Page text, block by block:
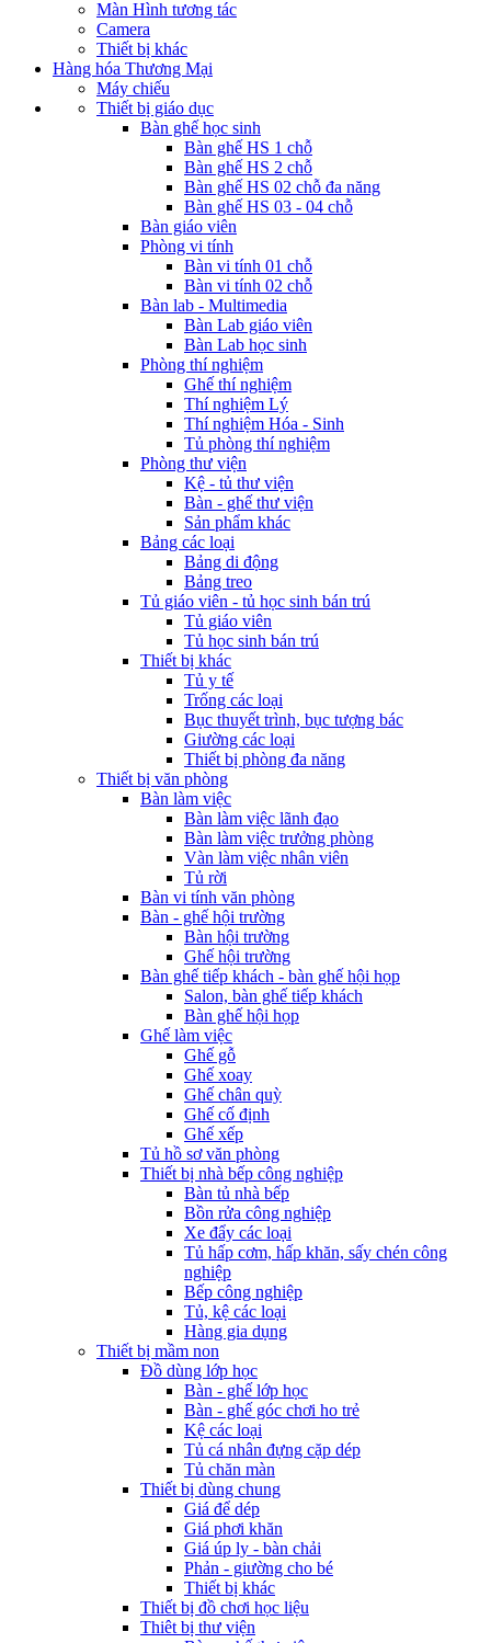
Màn Hình tương tác
Camera
Thiết bị khác
Hàng hóa Thương Mại
Máy chiếu
Thiết bị giáo dục
Bàn ghế học sinh
Bàn ghế HS 1 chỗ
Bàn ghế HS 2 chỗ
Bàn ghế HS 02 chỗ đa năng
Bàn ghế HS 03 - 04 chỗ
Bàn giáo viên
Phòng vi tính
Bàn vi tính 01 chỗ
Bàn vi tính 02 chỗ
Bàn lab - Multimedia
Bàn Lab giáo viên
Bàn Lab học sinh
Phòng thí nghiệm
Ghế thí nghiệm
Thí nghiệm Lý
Thí nghiệm Hóa - Sinh
Tủ phòng thí nghiệm
Phòng thư viện
Kệ - tủ thư viện
Bàn - ghế thư viện
Sản phẩm khác
Bảng các loại
Bảng di động
Bảng treo
Tủ giáo viên - tủ học sinh bán trú
Tủ giáo viên
Tủ học sinh bán trú
Thiết bị khác
Tủ y tế
Trống các loại
Bục thuyết trình, bục tượng bác
Giường các loại
Thiết bị phòng đa năng
Thiết bị văn phòng
Bàn làm việc
Bàn làm việc lãnh đạo
Bàn làm việc trưởng phòng
Vàn làm việc nhân viên
Tủ rời
Bàn vi tính văn phòng
Bàn - ghế hội trường
Bàn hội trường
Ghế hội trường
Bàn ghế tiếp khách - bàn ghế hội họp
Salon, bàn ghế tiếp khách
Bàn ghế hội họp
Ghế làm việc
Ghế gỗ
Ghế xoay
Ghế chân quỳ
Ghế cố định
Ghế xếp
Tủ hồ sơ văn phòng
Thiết bị nhà bếp công nghiệp
Bàn tủ nhà bếp
Bồn rửa công nghiệp
Xe đẩy các loại
Tủ hấp cơm, hấp khăn, sấy chén công
nghiệp
Bếp công nghiệp
Tủ, kệ các loại
Hàng gia dụng
Thiết bị mầm non
Đồ dùng lớp học
Bàn - ghế lớp học
Bàn - ghế góc chơi ho trẻ
Kệ các loại
Tủ cá nhân đựng cặp dép
Tủ chăn màn
Thiết bị dùng chung
Giá để dép
Giá phơi khăn
Giá úp ly - bàn chải
Phản - giường cho bé
Thiết bị khác
Thiết bị đồ chơi học liệu
Thiêt bị thư viện